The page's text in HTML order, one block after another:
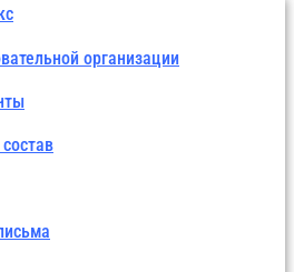
организации